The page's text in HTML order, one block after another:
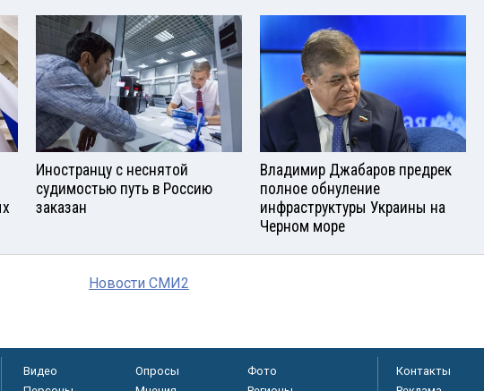
Иностранцу с неснятой
судимостью путь в Россию
заказан
Владимир Джабаров предрек
полное обнуление
инфраструктуры Украины на
Черном море
Новости СМИ2
Видео Опросы
Фото
Контакты